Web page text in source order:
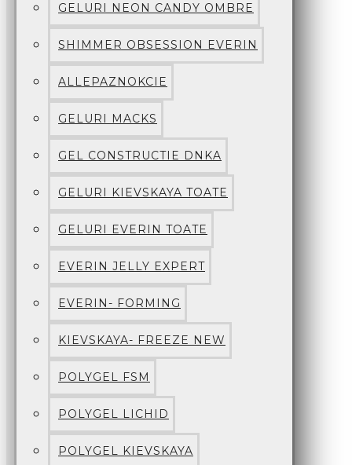
GELURI NEON CANDY OMBRE
SHIMMER OBSESSION EVERIN
ALLEPAZNOKCIE
GELURI MACKS
GEL CONSTRUCTIE DNKA
GELURI KIEVSKAYA TOATE
GELURI EVERIN TOATE
EVERIN JELLY EXPERT
EVERIN- FORMING
KIEVSKAYA- FREEZE NEW
POLYGEL FSM
POLYGEL LICHID
POLYGEL KIEVSKAYA